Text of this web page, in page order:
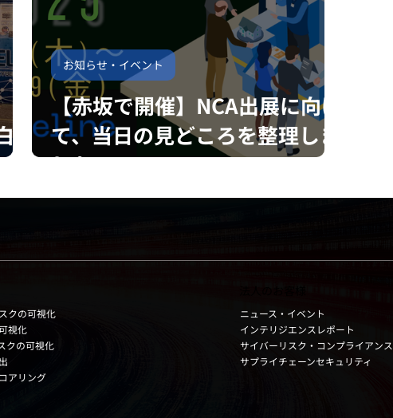
【赤坂で開催】NCA出展に向け
て、当日の見どころを整理しま
した
お知らせ・イベント
クの可視化
視化
クの可視化
アリング
ニュース・イベント
インテリジエンスレポート
サイバーリスク・コンプライアンス
サプライチェーンセキュリティ